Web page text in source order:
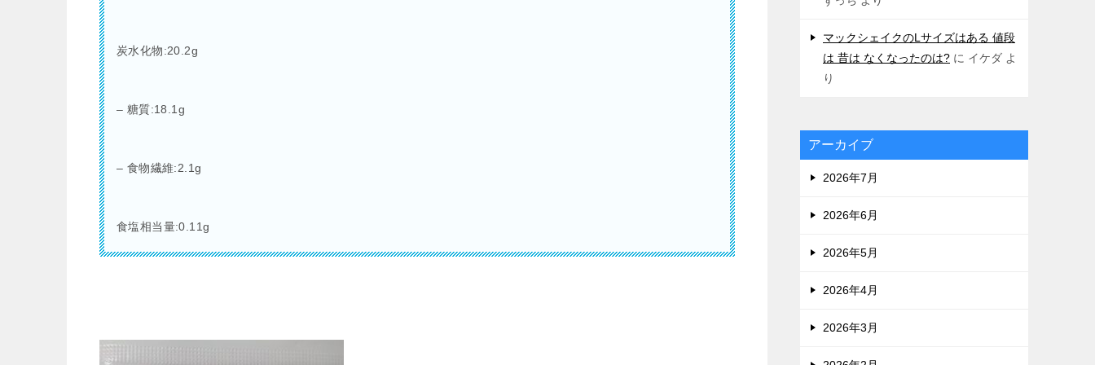
炭水化物:20.2g
– 糖質:18.1g
– 食物繊維:2.1g
食塩相当量:0.11g
マックシェイクのLサイズはある 値段
は 昔は なくなったのは? に イケダ よ
り
アーカイブ
2026年7月
2026年6月
2026年5月
2026年4月
2026年3月